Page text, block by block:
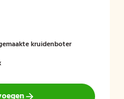
kruidenboter